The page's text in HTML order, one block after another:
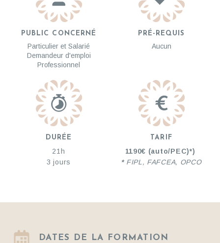
PUBLIC CONCERNÉ
Particulier et Salarié
Demandeur d'emploi
Professionnel
PRÉ-REQUIS
Aucun
DURÉE
21h
3 jours
TARIF
1190€ (auto/PEC)*)
*FIPL, FAFCEA, OPCO
DATES DE LA FORMATION